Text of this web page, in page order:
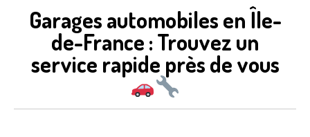
Garages automobiles en Île-
de-France : Trouvez un
service rapide près de vous